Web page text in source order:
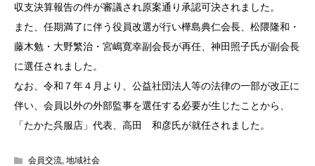
収支決算報告の件が審議され原案通り承認可決されました。
また、任期満了に伴う役員改選が行い樺島典仁会長、松隈隆和・
藤木勉・大野繁治・宮嶋寛幸副会長が再任、神田照子氏が副会長
に選任されました。
なお、令和７年４月より、公益社団法人等の法律の一部が改正に
伴い、会員以外の外部監事を選任する必要が生じたことから、
「たかた呉服店」代表、高田 和彦氏が就任されました。
会員交流, 地域社会